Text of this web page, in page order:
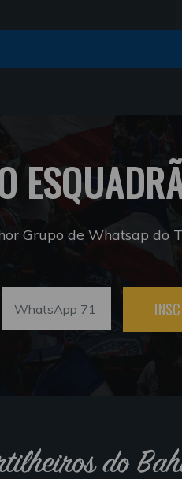
Grupo de Whatsap do
do